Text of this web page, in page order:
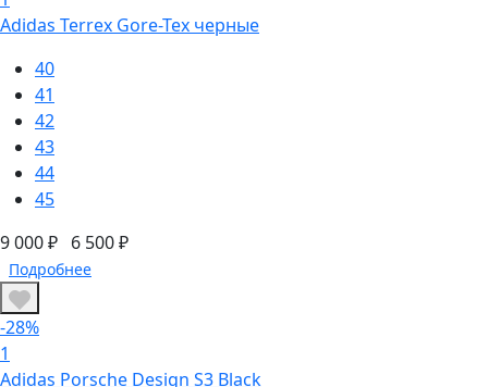
Adidas Terrex Gore-Tex черные
40
41
42
43
44
45
9 000 ₽ 6 500 ₽
Подробнее
-28%
1
Adidas Porsche Design S3 Black